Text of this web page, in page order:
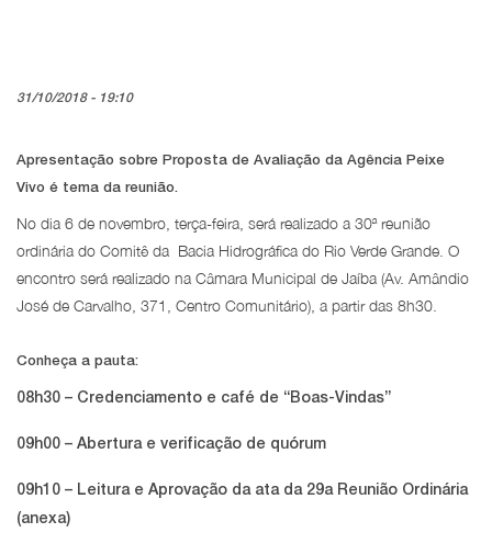
31/10/2018 - 19:10
Apresentação sobre Proposta de Avaliação da Agência Peixe
Vivo é tema da reunião.
No dia 6 de novembro, terça-feira, será realizado a 30ª reunião
ordinária do Comitê da Bacia Hidrográfica do Rio Verde Grande. O
encontro será realizado na Câmara Municipal de Jaíba (Av. Amândio
José de Carvalho, 371, Centro Comunitário), a partir das 8h30.
Conheça a pauta:
08h30 – Credenciamento e café de “Boas-Vindas”
09h00 – Abertura e verificação de quórum
09h10 – Leitura e Aprovação da ata da 29a Reunião Ordinária
(anexa)